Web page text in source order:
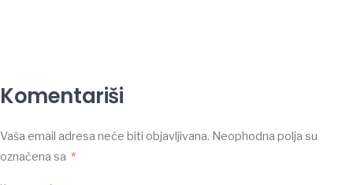
Komentariši
Vaša email adresa neće biti objavljivana. Neophodna polja su
označena sa *